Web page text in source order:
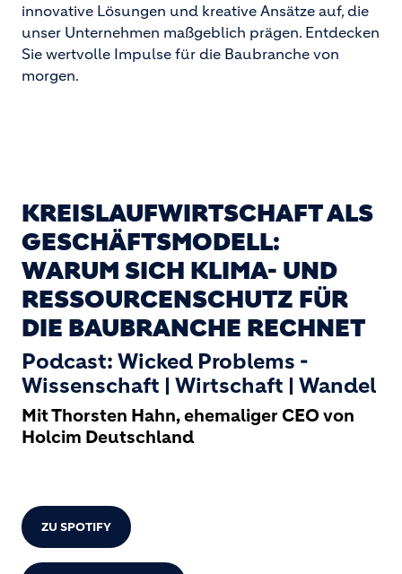
innovative Lösungen und kreative Ansätze auf, die
unser Unternehmen maßgeblich prägen. Entdecken
Sie wertvolle Impulse für die Baubranche von
morgen.
KREISLAUFWIRTSCHAFT ALS
GESCHÄFTSMODELL:
WARUM SICH KLIMA- UND
RESSOURCENSCHUTZ FÜR
DIE BAUBRANCHE RECHNET
Podcast: Wicked Problems -
Wissenschaft | Wirtschaft | Wandel
Mit Thorsten Hahn, ehemaliger CEO von
Holcim Deutschland
ZU SPOTIFY